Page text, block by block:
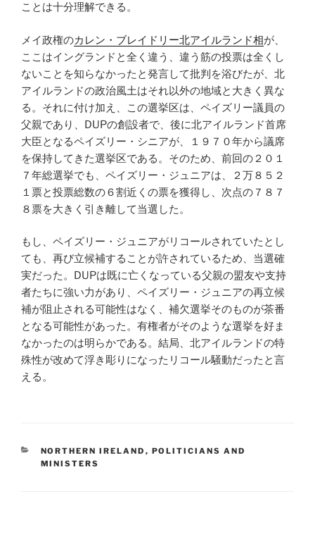
ことは十分理解できる。
メイ政権のカレン・ブレイドリー北アイルランド相が、
ここはイングランドと全く違う、違う筋の投票は全くし
ないことを知らなかったと発言して批判を浴びたが、北
アイルランドの政治風土はそれ以外の地域と大きく異な
る。それに付け加え、この選挙区は、ペイズリー議員の
父親であり、DUPの創設者で、後に北アイルランド首席
大臣となるペイズリー・シニアが、１９７０年から議席
を保持してきた選挙区である。そのため、前回の２０１
７年総選挙でも、ペイズリー・ジュニアは、２万８５２
１票と投票総数の６割近くの票を獲得し、次点の７８７
８票を大きく引き離して当選した。
もし、ペイズリー・ジュニアがリコールされていたとし
ても、再び立候補することが許されているため、当選確
実だった。DUPは既に亡くなっている父親の盟友や支持
者たちに強い力があり、ペイズリー・ジュニアの再立候
補が阻止される可能性はなく、補欠選挙そのものが茶番
となる可能性があった。有権者がそのような選挙を好ま
なかったのは明らかである。結局、北アイルランドの特
殊性が改めて浮き彫りになったリコール騒動だったと言
える。
CATEGORIES
NORTHERN IRELAND , POLITICIANS AND
MINISTERS